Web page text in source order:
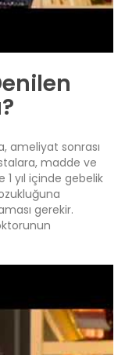
ameliyat sonrası
madde ve
1 yıl içinde gebelik
gerekir.